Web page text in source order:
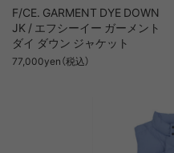
F/CE. GARMENT DYE DOWN
JK / エフシーイー ガーメント
ダイ ダウン ジャケット
77,000yen（税込）